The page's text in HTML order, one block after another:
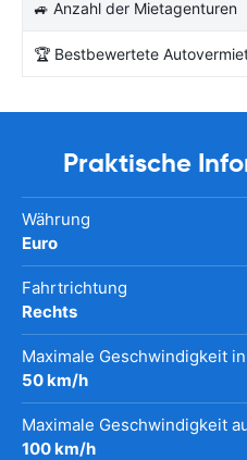
🚙 Anzahl der Mietagenturen
🏆 Bestbewertete
Praktische
Währung
Euro
Fahrtrichtung
Rechts
Maximale Geschwindigkeit
50 km/h
Maximale Geschwindigkeit
100 km/h